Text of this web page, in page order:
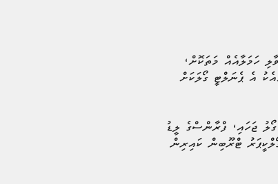
ހަމަލާއެއް މަތަކޮށް،
އެ ޕެނަލްޓީ ގޯލަކަށް
ވަނަ ގޯލު ޖަހައި، ފްރާންސްގެ ލީޑު
ޓްރޫބިން ކައިރިން